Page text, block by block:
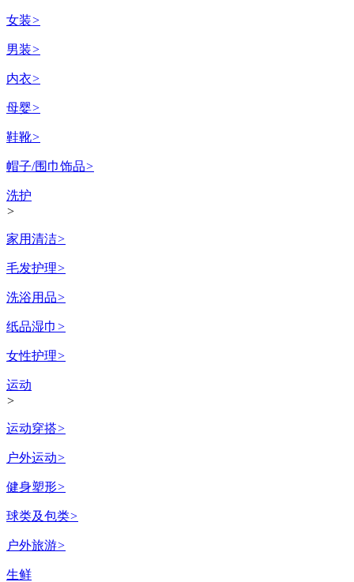
女装>
男装>
内衣>
母婴>
鞋靴>
帽子/围巾饰品>
洗护
>
家用清洁>
毛发护理>
洗浴用品>
纸品湿巾 >
女性护理>
运动
>
运动穿搭>
户外运动>
健身塑形>
球类及包类>
户外旅游>
生鲜